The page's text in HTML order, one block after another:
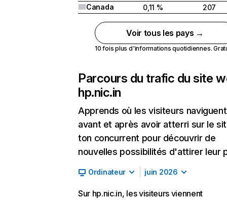
Canada
0,11 % 207
Voir tous les pays →
10 fois plus d'informations quotidiennes.
Parcours du trafic du site
hp.nic.in
Apprends où les visiteurs naviguent
avant et après avoir atterri sur le
ton concurrent pour découvrir de
nouvelles possibilités d'attirer leur
Ordinateur juin 2026
Sur hp.nic.in, les visiteurs viennent